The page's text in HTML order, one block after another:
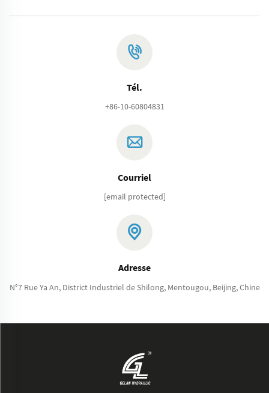
Tél.
+86-10-60804831
Courriel
[email protected]
Adresse
N°7 Rue Ya An, District Industriel de Shilong, Mentougou, Beijing, Chine